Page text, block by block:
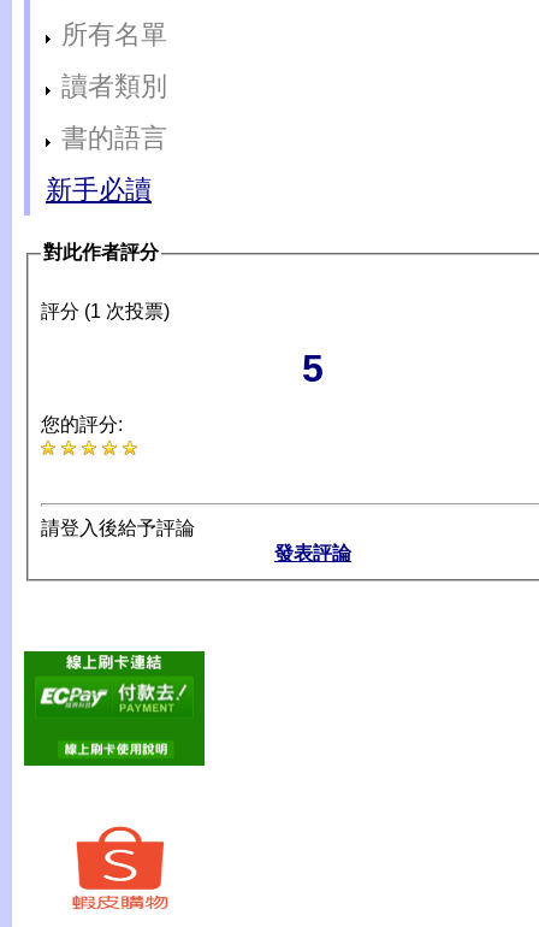
所有名單
讀者類別
書的語言
新手必讀
對此作者評分
評分 (1 次投票)
5
您的評分:
請登入後給予評論
發表評論